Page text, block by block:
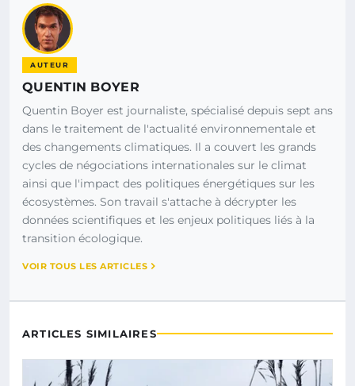
AUTEUR
QUENTIN BOYER
Quentin Boyer est journaliste, spécialisé depuis sept ans
dans le traitement de l'actualité environnementale et
des changements climatiques. Il a couvert les grands
cycles de négociations internationales sur le climat
ainsi que l'impact des politiques énergétiques sur les
écosystèmes. Son travail s'attache à décrypter les
données scientifiques et les enjeux politiques liés à la
transition écologique.
VOIR TOUS LES ARTICLES
ARTICLES SIMILAIRES